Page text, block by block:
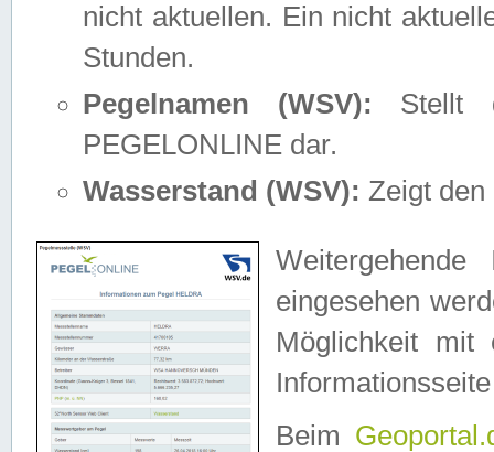
nicht aktuellen. Ein nicht
Stunden.
Pegelnamen (WSV): Stellt
PEGELONLINE dar.
Wasserstand (WSV): Zeigt den
eingesehen
Möglichkeit mit
Beim